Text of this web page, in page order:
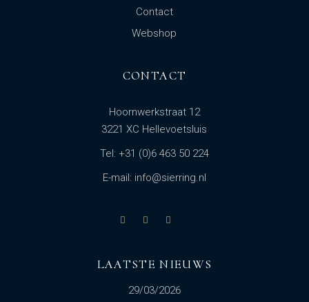
Contact
Webshop
CONTACT
Hoornwerkstraat 12
3221 XC Hellevoetsluis
Tel: +31 (0)6 463 50 224
E-mail: info@sierring.nl
LAATSTE NIEUWS
29/03/2026